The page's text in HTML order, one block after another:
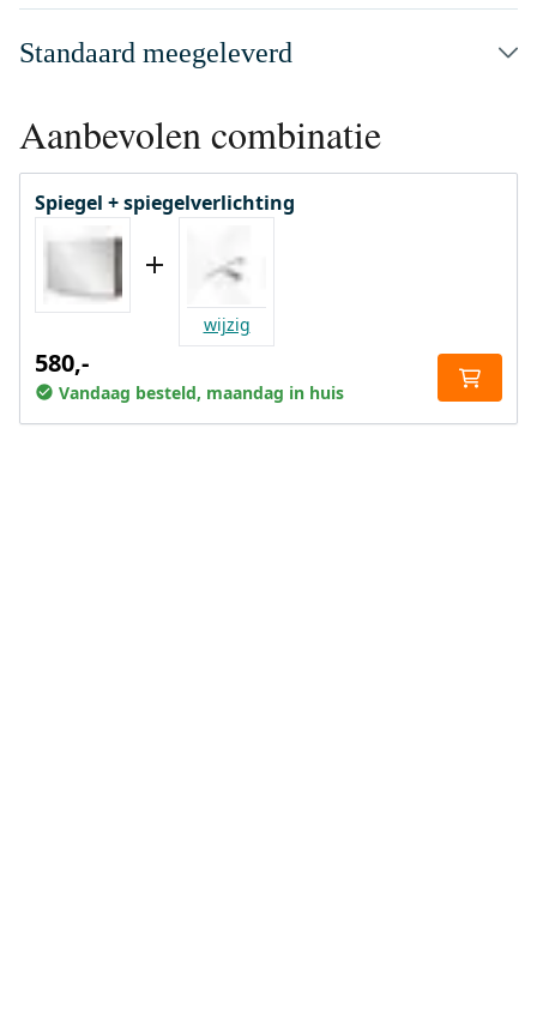
Standaard meegeleverd
Aanbevolen combinatie
Spiegel + spiegelverlichting
wijzig
580,-
Vandaag besteld, maandag in huis